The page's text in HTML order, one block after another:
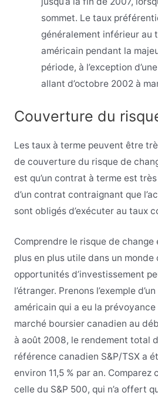
sommet. Le taux
généralement inférieur au
américain pendant la
période, à l’exception
allant d’octobre 2002 à
Couverture du
Les taux à terme peuvent être
de couverture du risque de
est qu’un contrat à terme est
d’un contrat contraignant que
sont obligés d’exécuter au taux
Comprendre le risque de
plus en plus utile dans un monde
opportunités d’investissement
l’étranger. Prenons l’exemple
américain qui a eu la prévoyance
marché boursier canadien au
à août 2008, le rendement total
référence canadien S&P/TSX a
environ 11,5 % par an.
celle du S&P 500, qui n’a offert